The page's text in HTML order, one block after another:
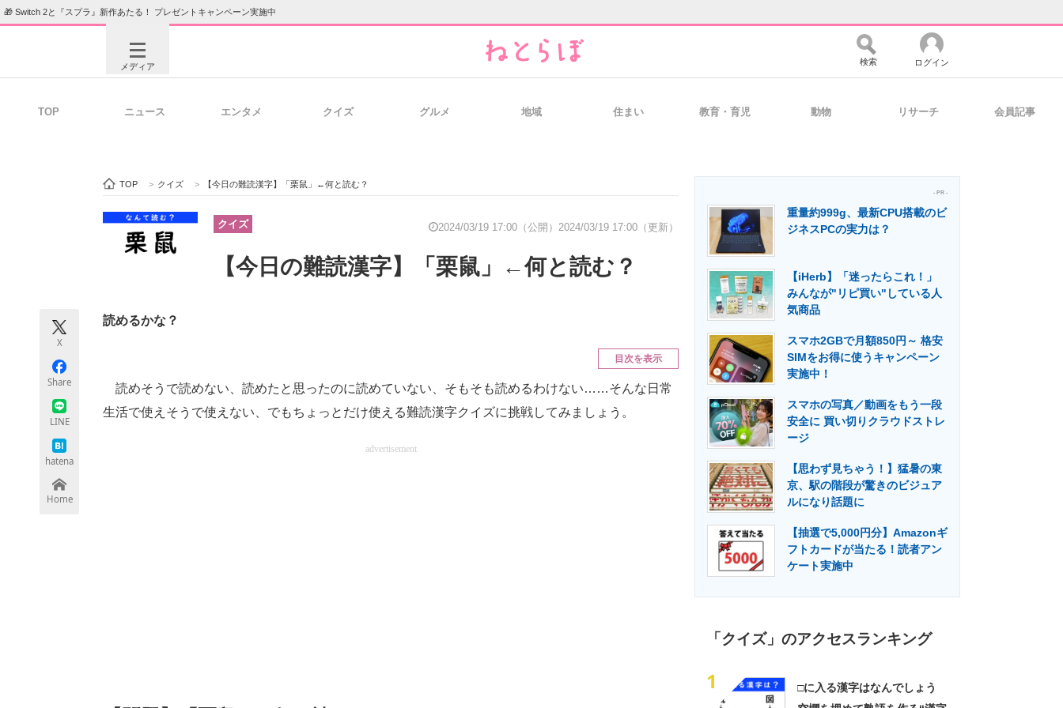
🎁 Switch 2と『スプラ』新作あたる！ プレゼントキャンペーン実施中
メディア
ビジネスと働き方のヒント 経営リーダーのコミュニティ マーケ×ITの今がよく分かる
製造業のIT導入・活用を支援
エネルギーの専門メディア 建設×テクノロジーの最前線
検索 ログイン
TOP ニュース エンタメ クイズ グルメ 地域 住まい 教育・育児 動物 リサーチ 会員記事
TOP > クイズ > 【今日の難読漢字】「栗鼠」←何と読む？
クイズ 2024/03/19 17:00（公開） 2024/03/19 17:00（更新）
【今日の難読漢字】「栗鼠」←何と読む？
X
Share
LINE
hatena
Home
読めるかな？
目次を表示
読めそうで読めない、読めたと思ったのに読めていない、そもそも読めるわけない……そんな日常
生活で使えそうで使えない、でもちょっとだけ使える難読漢字クイズに挑戦してみましょう。
advertisement
- PR -
重量約999g、最新CPU搭載のビ
ジネスPCの実力は？
【iHerb】「迷ったらこれ！」
みんなが"リピ買い"している人
気商品
スマホ2GBで月額850円～ 格安
SIMをお得に使うキャンペーン
実施中！
スマホの写真／動画をもう一段
安全に 買い切りクラウドストレ
ージ
【思わず見ちゃう！】猛暑の東
京、駅の階段が驚きのビジュア
ルになり話題に
【抽選で5,000円分】Amazonギ
フトカードが当たる！読者アン
ケート実施中
「クイズ」のアクセスランキング
1
□に入る漢字はなんでしょう